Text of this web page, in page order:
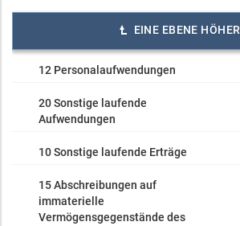
EINE EBENE HÖHER
12 Personalaufwendungen
20 Sonstige laufende
Aufwendungen
10 Sonstige laufende Erträge
15 Abschreibungen auf
immaterielle
Vermögensgegenstände des